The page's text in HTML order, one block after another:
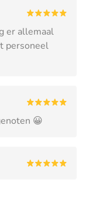
er allemaal
personeel
😀